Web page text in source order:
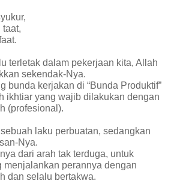
terletak dalam pekerjaan kita, Allah
sekendak-Nya.
bunda kerjakan di “Bunda Produktif”
ikhtiar yang wajib dilakukan dengan
(profesional).
laku perbuatan, sedangkan
Nya.
dari arah tak terduga, untuk
menjalankan perannya dengan
dan selalu bertakwa.